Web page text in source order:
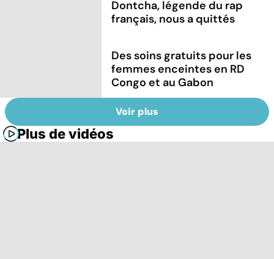
Dontcha, légende du rap
français, nous a quittés
Des soins gratuits pour les
femmes enceintes en RD
Congo et au Gabon
Voir plus
Plus de vidéos